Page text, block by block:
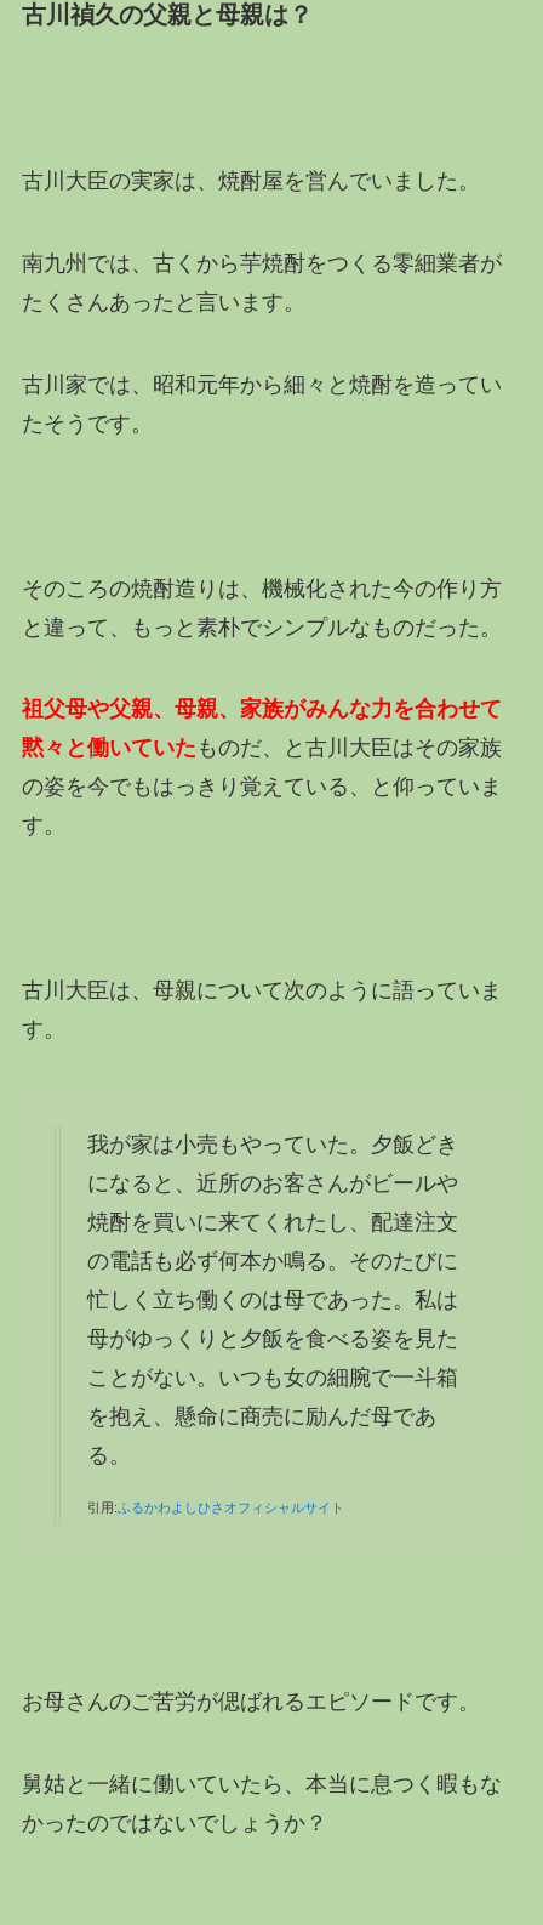
古川禎久の父親と母親は？
古川大臣の実家は、焼酎屋を営んでいました。
南九州では、古くから芋焼酎をつくる零細業者が
たくさんあったと言います。
古川家では、昭和元年から細々と焼酎を造ってい
たそうです。
そのころの焼酎造りは、機械化された今の作り方
と違って、もっと素朴でシンプルなものだった。
祖父母や父親、母親、家族がみんな力を合わせて
黙々と働いていた ものだ、と古川大臣はその家族
の姿を今でもはっきり覚えている、と仰っていま
す。
古川大臣は、母親について次のように語っていま
す。
我が家は小売もやっていた。夕飯どき
になると、近所のお客さんがビールや
焼酎を買いに来てくれたし、配達注文
の電話も必ず何本か鳴る。そのたびに
忙しく立ち働くのは母であった。私は
母がゆっくりと夕飯を食べる姿を見た
ことがない。いつも女の細腕で一斗箱
を抱え、懸命に商売に励んだ母であ
る。
引用:ふるかわよしひさオフィシャルサイト
お母さんのご苦労が偲ばれるエピソードです。
舅姑と一緒に働いていたら、本当に息つく暇もな
かったのではないでしょうか？